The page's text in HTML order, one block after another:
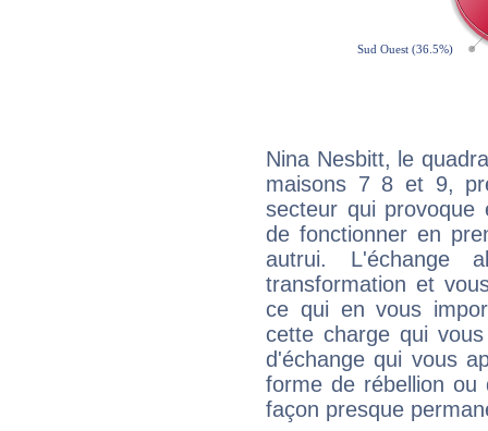
Nina Nesbitt, le
maisons 7 8 et 9,
secteur qui provoque
de fonctionner en
autrui. L'échange
transformation et
ce qui en vous
cette charge qui
d'échange qui vous
forme de rébellion ou
façon presque